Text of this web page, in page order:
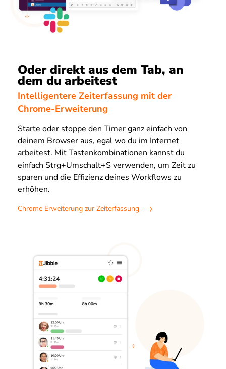
Oder direkt aus dem Tab, an
dem du arbeitest
Intelligentere Zeiterfassung mit der
Chrome-Erweiterung
Starte oder stoppe den Timer ganz einfach von
deinem Browser aus, egal wo du im Internet
arbeitest. Mit Tastenkombinationen kannst du
einfach Strg+Umschalt+S verwenden, um Zeit zu
sparen und die Effizienz deines Workflows zu
erhöhen.
Chrome Erweiterung zur Zeiterfassung